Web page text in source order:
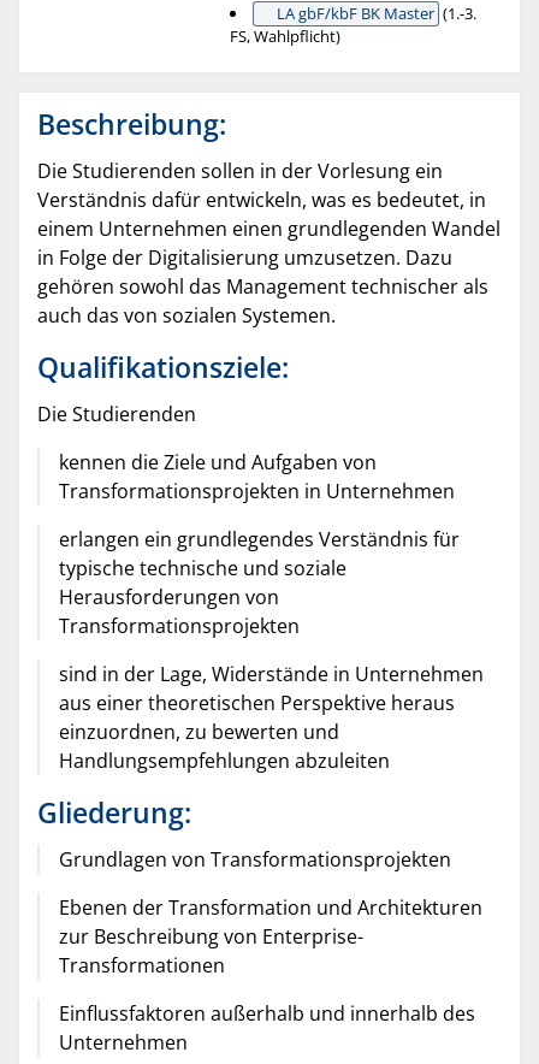
LA gbF/kbF BK Master (1.-3.
FS, Wahlpflicht)
Beschreibung:
Die Studierenden sollen in der Vorlesung ein
Verständnis dafür entwickeln, was es bedeutet, in
einem Unternehmen einen grundlegenden Wandel
in Folge der Digitalisierung umzusetzen. Dazu
gehören sowohl das Management technischer als
auch das von sozialen Systemen.
Qualifikationsziele:
Die Studierenden
kennen die Ziele und Aufgaben von
Transformationsprojekten in Unternehmen
erlangen ein grundlegendes Verständnis für
typische technische und soziale
Herausforderungen von
Transformationsprojekten
sind in der Lage, Widerstände in Unternehmen
aus einer theoretischen Perspektive heraus
einzuordnen, zu bewerten und
Handlungsempfehlungen abzuleiten
Gliederung:
Grundlagen von Transformationsprojekten
Ebenen der Transformation und Architekturen
zur Beschreibung von Enterprise-
Transformationen
Einflussfaktoren außerhalb und innerhalb des
Unternehmen